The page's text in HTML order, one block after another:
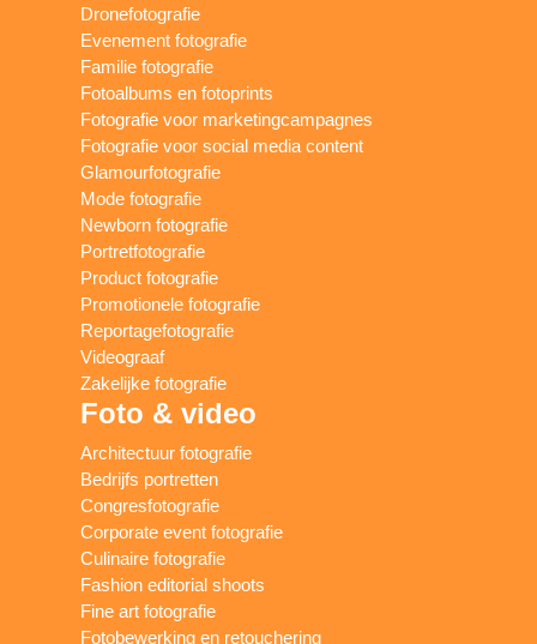
Dronefotografie
Evenement fotografie
Familie fotografie
Fotoalbums en fotoprints
Fotografie voor marketingcampagnes
Fotografie voor social media content
Glamourfotografie
Mode fotografie
Newborn fotografie
Portretfotografie
Product fotografie
Promotionele fotografie
Reportagefotografie
Videograaf
Zakelijke fotografie
Foto & video
Architectuur fotografie
Bedrijfs portretten
Congresfotografie
Corporate event fotografie
Culinaire fotografie
Fashion editorial shoots
Fine art fotografie
Fotobewerking en retouchering